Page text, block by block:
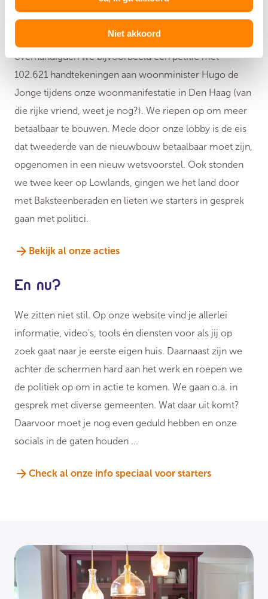
Niet akkoord
Wij maken ons al jaren hard voor meer passende en
betaalbare woningen voor starters. In 2023
overhandigden we bijvoorbeeld een petitie met
102.621 handtekeningen aan woonminister Hugo de
Jonge tijdens onze woonmanifestatie in Den Haag (van
die rijke vriend, weet je nog?). We riepen op om meer
betaalbaar te bouwen. Mede door onze lobby is de eis
dat tweederde van de nieuwbouw betaalbaar moet zijn,
opgenomen in een nieuw wetsvoorstel. Ook stonden
we twee keer op Lowlands, gingen we het land door
met Baksteenberaden en lieten we starters in gesprek
gaan met politici.
Bekijk al onze acties
En nu?
We zitten niet stil. Op onze website vind je allerlei
informatie, video's, tools én diensten voor als jij op
zoek gaat naar je eerste eigen huis. Daarnaast zijn we
achter de schermen hard aan het werk en roepen we
de politiek op om in actie te komen. We gaan o.a. in
gesprek met diverse gemeenten. Wat daar uit komt?
Daarvoor moet je nog even geduld hebben en onze
socials in de gaten houden ...
Check al onze info speciaal voor starters